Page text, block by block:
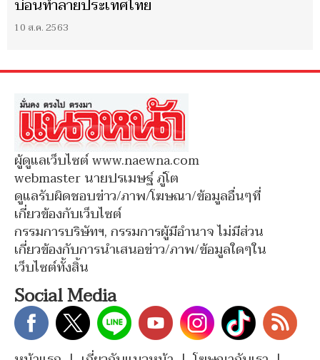
บ่อนทำลายประเทศไทย
10 ส.ค. 2563
ผู้ดูแลเว็บไซต์ www.naewna.com
webmaster นายปรเมษฐ์ ภู่โต
ดูแลรับผิดชอบข่าว/ภาพ/โฆษณา/ข้อมูลอื่นๆที่
เกี่ยวข้องกับเว็บไซต์
กรรมการบริษัทฯ, กรรมการผู้มีอำนาจ ไม่มีส่วน
เกี่ยวข้องกับการนำเสนอข่าว/ภาพ/ข้อมูลใดๆใน
เว็บไซต์ทั้งสิ้น
Social Media